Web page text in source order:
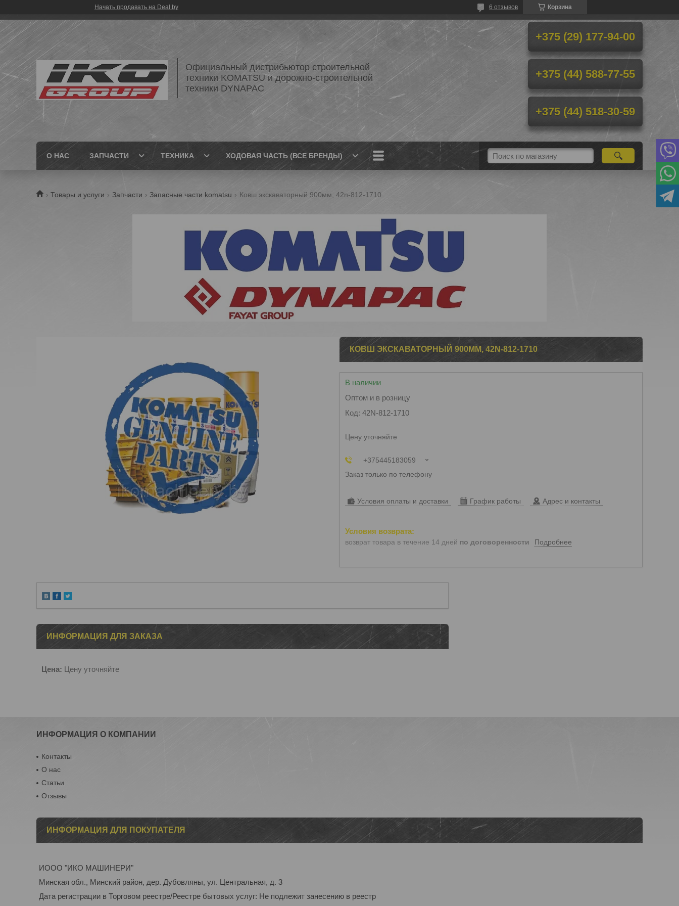
Начать продавать на Deal.by Корзина
6 отзывов
Официальный дистрибьютор строительной
техники KOMATSU и дорожно-строительной
техники DYNAPAC
+375 (29) 177-94-00
+375 (44) 588-77-55
+375 (44) 518-30-59
О НАС ЗАПЧАСТИ ТЕХНИКА ХОДОВАЯ ЧАСТЬ (ВСЕ БРЕНДЫ)
Товары и услуги Запчасти Запасные части komatsu Ковш экскаваторный 900мм, 42n-812-1710
КОВШ ЭКСКАВАТОРНЫЙ 900ММ, 42N-812-1710
В наличии
Оптом и в розницу
Код: 42N-812-1710
Цену уточняйте
+375445183059
Заказ только по телефону
Условия оплаты и доставки График работы Адрес и контакты
возврат товара в течение 14 дней по договоренности Подробнее
ИНФОРМАЦИЯ ДЛЯ ЗАКАЗА
Цена: Цену уточняйте
ИНФОРМАЦИЯ О КОМПАНИИ
Контакты
О нас
Статьи
Отзывы
ИНФОРМАЦИЯ ДЛЯ ПОКУПАТЕЛЯ
ИООО "ИКО МАШИНЕРИ"
Минская обл., Минский район, дер. Дубовляны, ул. Центральная, д. 3
Дата регистрации в Торговом реестре/Реестре бытовых услуг: Не подлежит занесению в реестр